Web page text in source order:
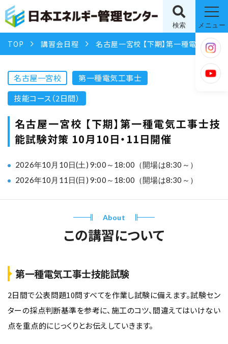
検索 メニュー
TOP 講習会日程 名古屋一宮校 【下期】第一種電気工事士技能試験対策 10月10日・11日開催
名古屋一宮校
第一種電気工事士
技能コース（2日間）
名古屋一宮校 【下期】第一種電気工事士技
能試験対策 10月10日・11日開催
2026年10月10日(土) 9:00～18:00（開場は8:30～）
2026年10月11日(日) 9:00～18:00（開場は8:30～）
About
この講習について
第一種電気工事士技能試験
2日間で公表問題10問すべてを作業し試験に備えます。試験セン
ターの採点判断基準を参考に、施工のコツ、間違えてはいけない
点を重点的にじっくりとお伝えしていきます。